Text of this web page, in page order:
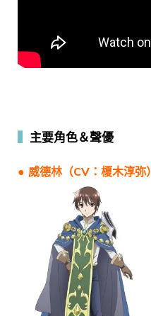
主要角色＆聲優
● 威德林（CV：榎木淳弥）